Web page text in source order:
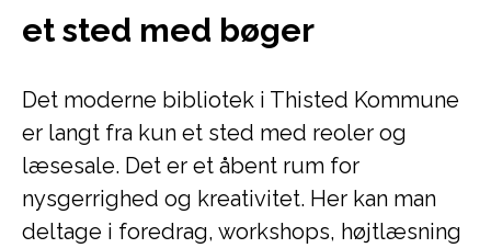
et sted med bøger
Det moderne bibliotek i Thisted Kommune
er langt fra kun et sted med reoler og
læsesale. Det er et åbent rum for
nysgerrighed og kreativitet. Her kan man
deltage i foredrag, workshops, højtlæsning